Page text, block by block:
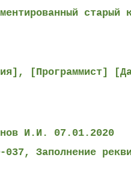
старый
[Программист]
И.И. 07.01.2020
Заполнение